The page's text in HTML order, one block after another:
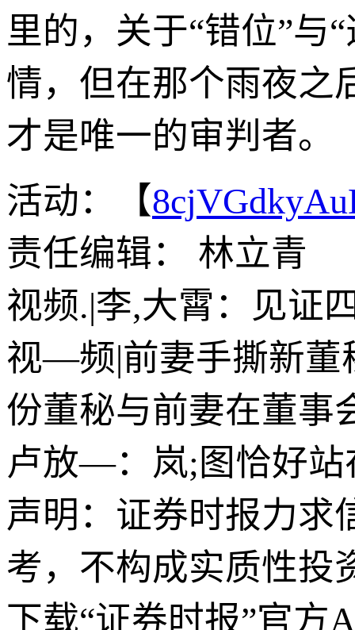
里的，关于“错位”与
情，但在那个雨夜之
才是唯一的审判者。
活动：【
责任编辑： 林立青
视频.|李,大霄：见证
视—频|前妻手撕新董
份董秘与前妻在董事
卢放—：岚;图恰好站
声明：证券时报力求
考，不构成实质性投
下载“证券时报”官方